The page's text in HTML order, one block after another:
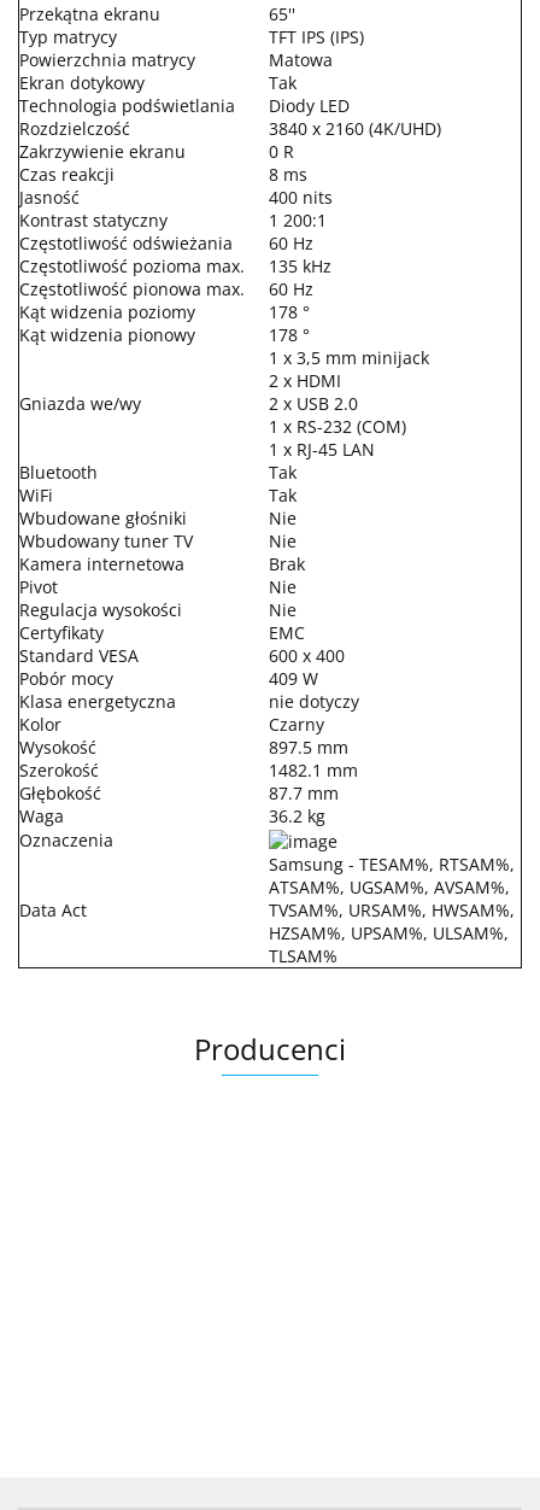
Przekątna ekranu
65''
Typ matrycy
TFT IPS (IPS)
Powierzchnia matrycy
Matowa
Ekran dotykowy
Tak
Technologia podświetlania
Diody LED
Rozdzielczość
3840 x 2160 (4K/UHD)
Zakrzywienie ekranu
0 R
Czas reakcji
8 ms
Jasność
400 nits
Kontrast statyczny
1 200:1
Częstotliwość odświeżania
60 Hz
Częstotliwość pozioma max.
135 kHz
Częstotliwość pionowa max.
60 Hz
Kąt widzenia poziomy
178 °
Kąt widzenia pionowy
178 °
Gniazda we/wy
1 x 3,5 mm minijack
2 x HDMI
2 x USB 2.0
1 x RS-232 (COM)
1 x RJ-45 LAN
Bluetooth
Tak
WiFi
Tak
Wbudowane głośniki
Nie
Wbudowany tuner TV
Nie
Kamera internetowa
Brak
Pivot
Nie
Regulacja wysokości
Nie
Certyfikaty
EMC
Standard VESA
600 x 400
Pobór mocy
409 W
Klasa energetyczna
nie dotyczy
Kolor
Czarny
Wysokość
897.5 mm
Szerokość
1482.1 mm
Głębokość
87.7 mm
Waga
36.2 kg
Oznaczenia
Data Act
Samsung - TESAM%, RTSAM%,
ATSAM%, UGSAM%, AVSAM%,
TVSAM%, URSAM%, HWSAM%,
HZSAM%, UPSAM%, ULSAM%,
TLSAM%
Producenci